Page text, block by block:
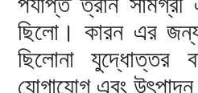
ছিলো। কারন এর
ছিলোনা যুদ্ধোত্তর
যোগাযোগ এবং উৎপাদন